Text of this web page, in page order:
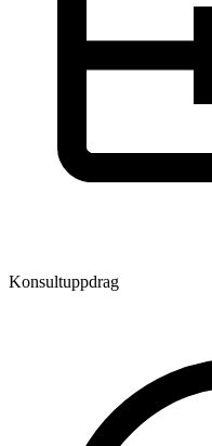
Konsultuppdrag